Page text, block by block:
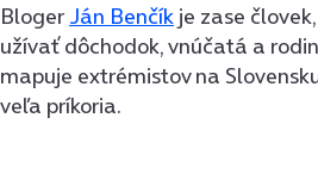
Bloger Ján Benčík je zase
užívať dôchodok, vnúčatá a
mapuje extrémistov na
veľa príkoria.